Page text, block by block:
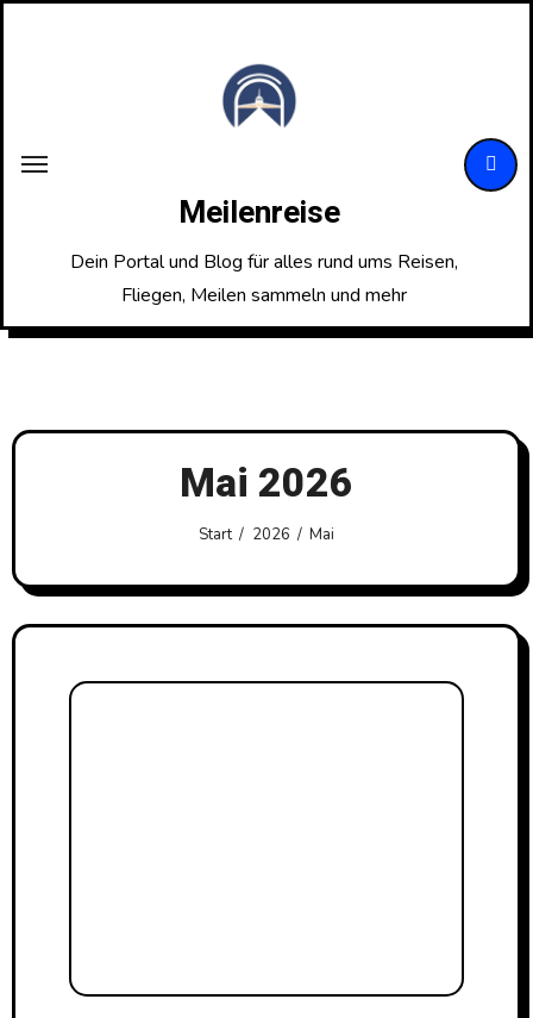
Meilenreise
Dein Portal und Blog für alles rund ums Reisen,
Fliegen, Meilen sammeln und mehr
Mai 2026
Start 2026 Mai